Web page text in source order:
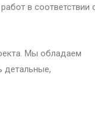
в соответствии
Мы обладаем
детальные,